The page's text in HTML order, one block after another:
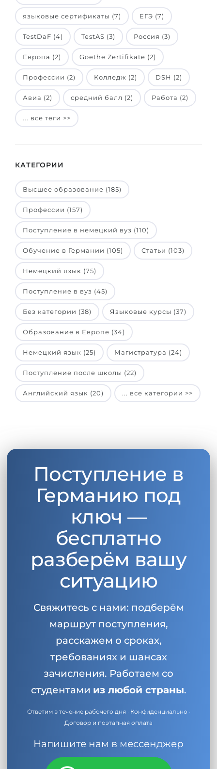
языковые сертификаты (7) ЕГЭ (7)
TestDaF (4) TestAS (3) Россия (3)
Европа (2) Goethe Zertifikate (2)
Профессии (2) Колледж (2) DSH (2)
Авиа (2) средний балл (2) Работа (2)
... все теги >>
КАТЕГОРИИ
Высшее образование (185)
Профессии (157)
Поступление в немецкий вуз (110)
Обучение в Германии (105) Статьи (103)
Немецкий язык (75)
Поступление в вуз (45)
Без категории (38) Языковые курсы (37)
Образование в Европе (34)
Немецкий язык (25) Магистратура (24)
Поступление после школы (22)
Английский язык (20) ... все категории >>
Поступление в
Германию под
ключ —
бесплатно
разберём вашу
ситуацию
Свяжитесь с нами: подберём
маршрут поступления,
расскажем о сроках,
требованиях и шансах
зачисления. Работаем со
студентами из любой страны.
Ответим в течение рабочего дня · Конфиденциально ·
Договор и поэтапная оплата
Напишите нам в мессенджер